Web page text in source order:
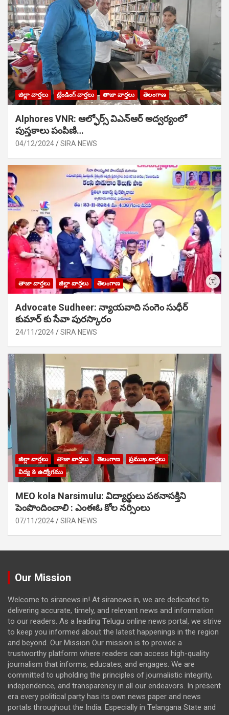
జిల్లా వార్తలు ట్రేండింగ్ వార్తలు తాజా వార్తలు తెలంగాణ
Alphores VNR: ఆల్ఫోర్స్ విఎన్ఆర్ అద్వర్యంలో
పుస్తకాలు పంపిణి…
04/12/2024 SIRA NEWS
తాజా వార్తలు జిల్లా వార్తలు తెలంగాణ
Advocate Sudheer: న్యాయవాది సంగెం సుధీర్
కుమార్ కు సేవా పురస్కారం
24/11/2024 SIRA NEWS
జిల్లా వార్తలు తాజా వార్తలు తెలంగాణ
ప్రముఖ వార్తలు
విద్య & ఉద్యోగము
MEO kola Narsimulu: విద్యార్థులు పఠ‌నాసక్తిని
పెంపొందించాలి : ఎంఈఓ కోల నర్సింలు
07/11/2024 SIRA NEWS
Our Mission
Welcome to siranews.in! At siranews.in, we are dedicated to
delivering accurate, timely, and relevant news and information
to our readers. As a leading Telugu online news portal, we strive
to keep you informed about the latest happenings in the region
and beyond. Our Mission Our mission is to provide a
trustworthy platform where readers can access high-quality
journalism that informs, educates, and engages. We are
committed to upholding the principles of journalistic integrity,
independence, and transparency in all our endeavors. In present
era every political party has its own news paper and news
portals throughout the India. Especially in Telangana State and